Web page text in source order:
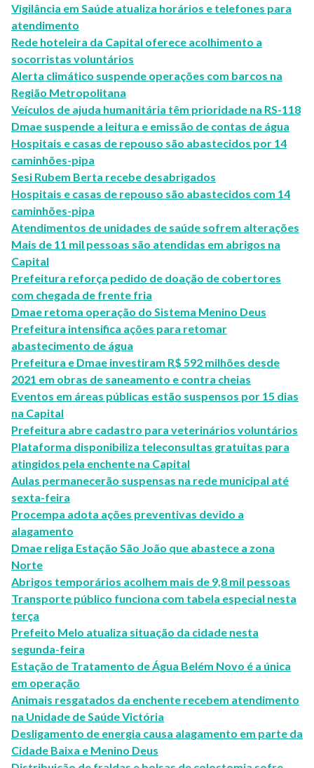
Vigilância em Saúde atualiza horários e telefones para
atendimento
Rede hoteleira da Capital oferece acolhimento a
socorristas voluntários
Alerta climático suspende operações com barcos na
Região Metropolitana
Veículos de ajuda humanitária têm prioridade na RS-118
Dmae suspende a leitura e emissão de contas de água
Hospitais e casas de repouso são abastecidos por 14
caminhões-pipa
Sesi Rubem Berta recebe desabrigados
Hospitais e casas de repouso são abastecidos com 14
caminhões-pipa
Atendimentos de unidades de saúde sofrem alterações
Mais de 11 mil pessoas são atendidas em abrigos na
Capital
Prefeitura reforça pedido de doação de cobertores
com chegada de frente fria
Dmae retoma operação do Sistema Menino Deus
Prefeitura intensifica ações para retomar
abastecimento de água
Prefeitura e Dmae investiram R$ 592 milhões desde
2021 em obras de saneamento e contra cheias
Eventos em áreas públicas estão suspensos por 15 dias
na Capital
Prefeitura abre cadastro para veterinários voluntários
Plataforma disponibiliza teleconsultas gratuitas para
atingidos pela enchente na Capital
Aulas permanecerão suspensas na rede municipal até
sexta-feira
Procempa adota ações preventivas devido a
alagamento
Dmae religa Estação São João que abastece a zona
Norte
Abrigos temporários acolhem mais de 9,8 mil pessoas
Transporte público funciona com tabela especial nesta
terça
Prefeito Melo atualiza situação da cidade nesta
segunda-feira
Estação de Tratamento de Água Belém Novo é a única
em operação
Animais resgatados da enchente recebem atendimento
na Unidade de Saúde Victória
Desligamento de energia causa alagamento em parte da
Cidade Baixa e Menino Deus